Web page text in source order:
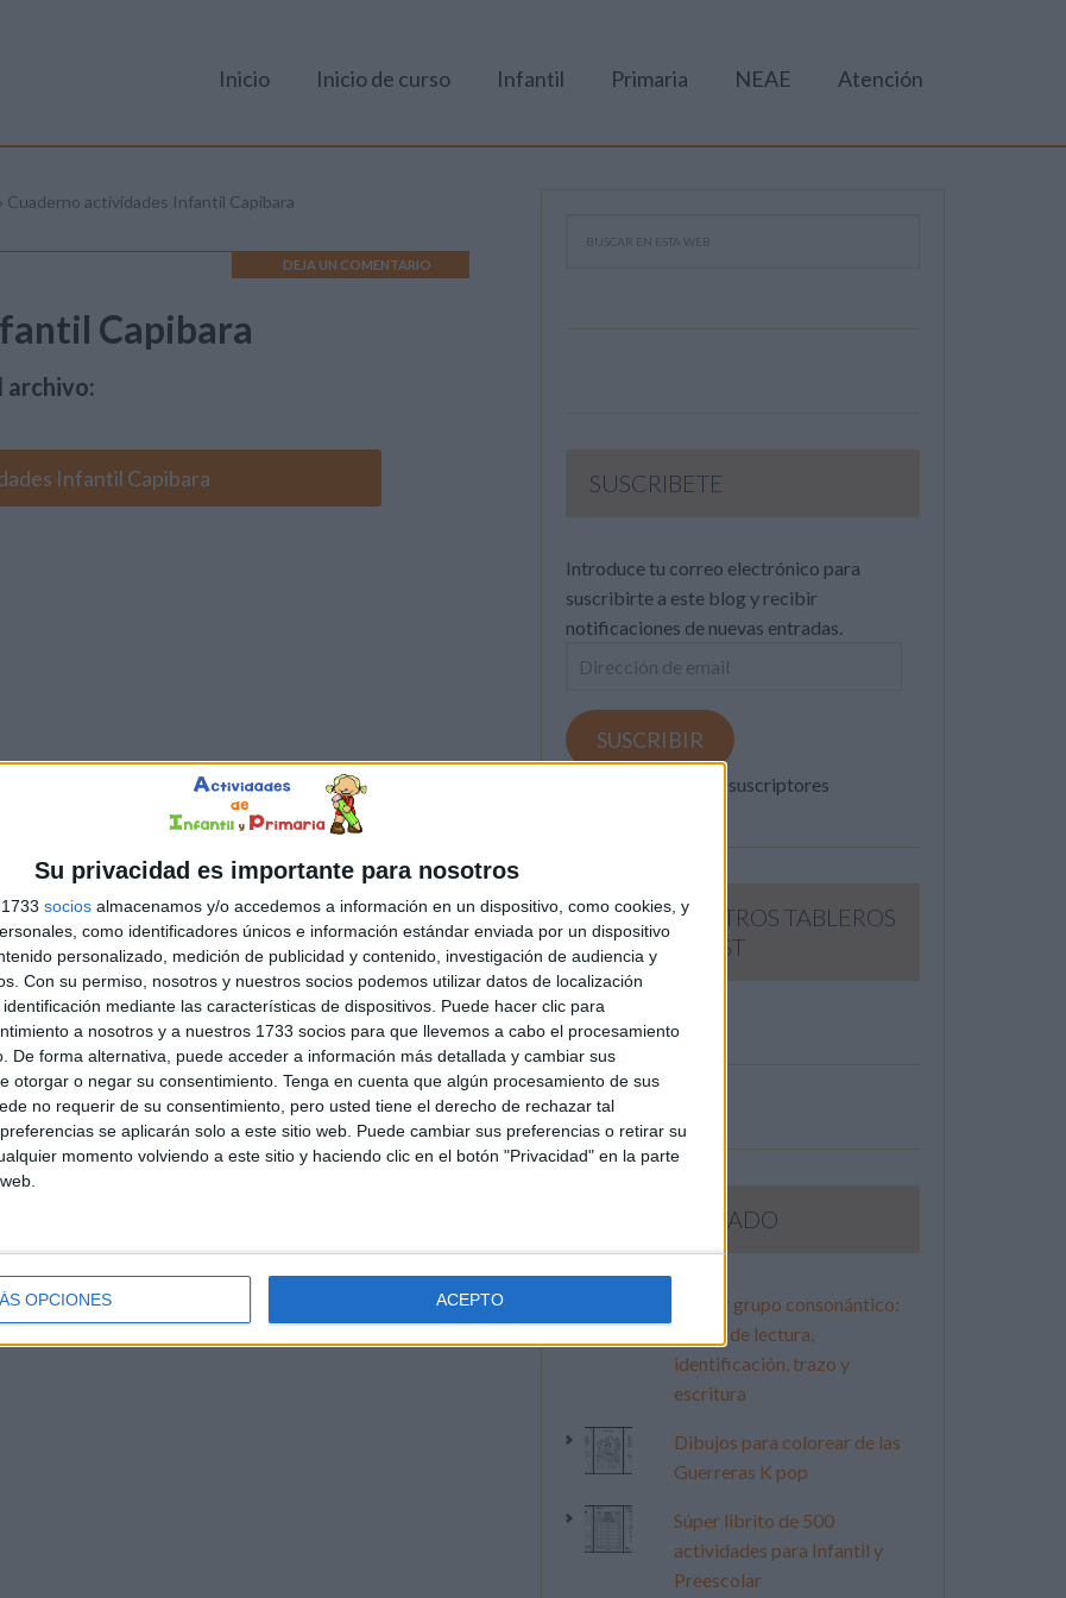
Su privacidad es importante para nosotros
socios almacenamos y/o accedemos a información en un dispositivo, como cookies, y
como identificadores únicos e información estándar enviada por un dispositivo
personalizado, medición de publicidad y contenido, investigación de audiencia y
Con su permiso, nosotros y nuestros socios podemos utilizar datos de localización
mediante las características de dispositivos. Puede hacer clic para
a nosotros y a nuestros 1733 socios para que llevemos a cabo el procesamiento
De forma alternativa, puede acceder a información más detallada y cambiar sus
otorgar o negar su consentimiento. Tenga en cuenta que algún procesamiento de sus
no requerir de su consentimiento, pero usted tiene el derecho de rechazar tal
se aplicarán solo a este sitio web. Puede cambiar sus preferencias o retirar su
momento volviendo a este sitio y haciendo clic en el botón "Privacidad" en la parte
OPCIONES ACEPTO
Inicio Inicio de curso Infantil Primaria NEAE Atención
Cuaderno actividades Infantil Capibara
DEJA UN COMENTARIO
Capibara
archivo:
Infantil Capibara SUSCRIBETE
Introduce tu correo electrónico para
suscribirte a este blog y recibir
notificaciones de nuevas entradas.
Dirección
email
SUSCRIBIR
Únete a otros 371K suscriptores
SIGUE NUESTROS TABLEROS
EN PINTEREST
LO MÁS VISITADO
Primer grupo consonántico:
Fichas de lectura,
identificación, trazo y
escritura
Dibujos para colorear de las
Guerreras K pop
Súper librito de 500
actividades para Infantil y
Preescolar